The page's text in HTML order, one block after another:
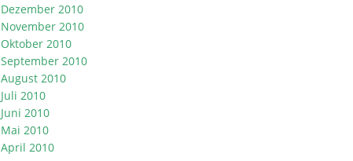
Dezember 2010
November 2010
Oktober 2010
September 2010
August 2010
Juli 2010
Juni 2010
Mai 2010
April 2010